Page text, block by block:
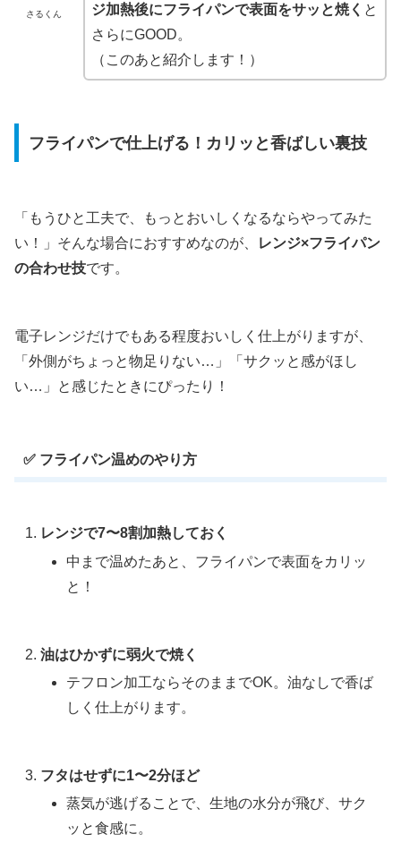
さるくん
ジ加熱後にフライパンで表面をサッと焼く と
さらにGOOD。
（このあと紹介します！）
フライパンで仕上げる！カリッと香ばしい裏技
「もうひと工夫で、もっとおいしくなるならやってみた
い！」そんな場合におすすめなのが、
レンジ×フライパン
の合わせ技です。
電子レンジだけでもある程度おいしく仕上がりますが、
「外側がちょっと物足りない…」「サクッと感がほし
い…」と感じたときにぴったり！
✅ フライパン温めのやり方
レンジで7〜8割加熱しておく
中まで温めたあと、フライパンで表面をカリッ
と！
油はひかずに弱火で焼く
テフロン加工ならそのままでOK。油なしで香ば
しく仕上がります。
フタはせずに1〜2分ほど
蒸気が逃げることで、生地の水分が飛び、サク
ッと食感に。